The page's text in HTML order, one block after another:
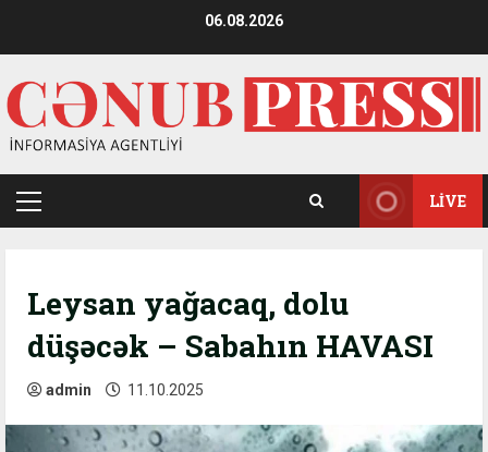
06.08.2026
Primary
LIVE
Leysan yağacaq, dolu
düşəcək – Sabahın HAVASI
admin 11.10.2025